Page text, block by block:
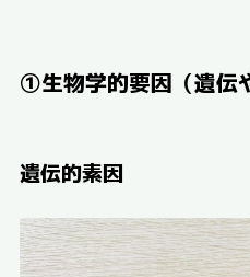
①生物学的要因（遺伝
遺伝的素因